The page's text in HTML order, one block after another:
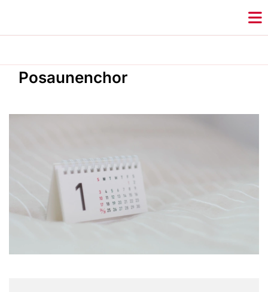
Posaunenchor